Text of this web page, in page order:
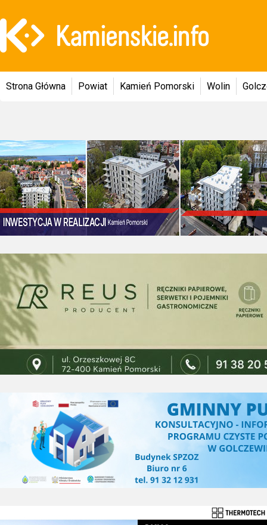
Strona Główna Powiat Kamień Pomorski Wolin